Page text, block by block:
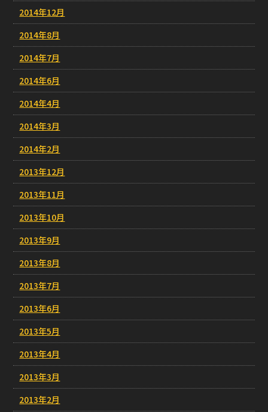
2014年12月
2014年8月
2014年7月
2014年6月
2014年4月
2014年3月
2014年2月
2013年12月
2013年11月
2013年10月
2013年9月
2013年8月
2013年7月
2013年6月
2013年5月
2013年4月
2013年3月
2013年2月